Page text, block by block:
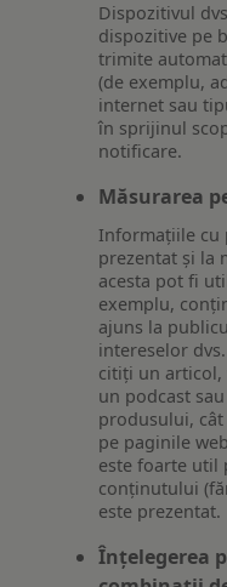
Dispozitivul
dispozitive pe
trimite
(de exemplu,
internet sau
în sprijinul
notificare.
Măsurarea
Informațiile cu
prezentat și la
acesta pot fi
exemplu,
ajuns la
intereselor
citiți un articol,
un podcast
produsului,
pe paginile
este foarte util
conținutului
este prezentat.
Înțelegerea